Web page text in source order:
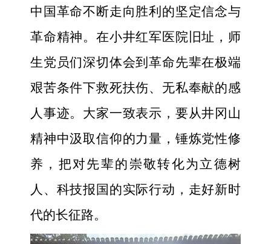
中国革命不断走向胜利的坚定信念与
革命精神。在小井红军医院旧址，师
生党员们深切体会到革命先辈在极端
艰苦条件下救死扶伤、无私奉献的感
人事迹。大家一致表示，要从井冈山
精神中汲取信仰的力量，锤炼党性修
养，把对先辈的崇敬转化为立德树
人、科技报国的实际行动，走好新时
代的长征路。